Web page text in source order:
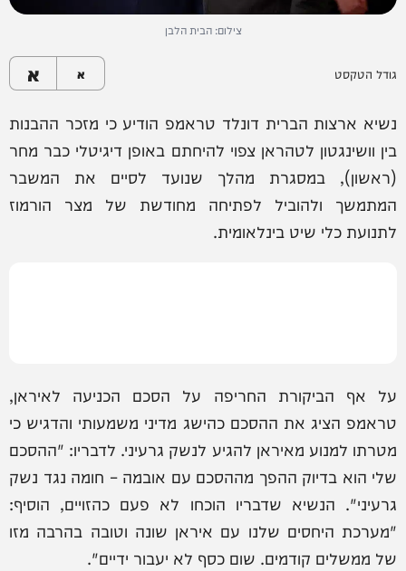
צילום: הבית הלבן
גודל הטקסט א א
נשיא ארצות הברית דונלד טראמפ הודיע כי מזכר ההבנות
בין וושינגטון לטהראן צפוי להיחתם באופן דיגיטלי כבר מחר
(ראשון), במסגרת מהלך שנועד לסיים את המשבר
המתמשך ולהוביל לפתיחה מחודשת של מצר הורמוז
לתנועת כלי שיט בינלאומית.
על אף הביקורת החריפה על הסכם הכניעה לאיראן,
טראמפ הציג את ההסכם כהישג מדיני משמעותי והדגיש כי
מטרתו למנוע מאיראן להגיע לנשק גרעיני. לדבריו: "ההסכם
שלי הוא בדיוק ההפך מההסכם עם אובמה – חומה נגד נשק
גרעיני". הנשיא שדבריו הוכחו לא פעם כהזויים, הוסיף:
"מערכת היחסים שלנו עם איראן שונה וטובה בהרבה מזו
של ממשלים קודמים. שום כסף לא יעבור ידיים".